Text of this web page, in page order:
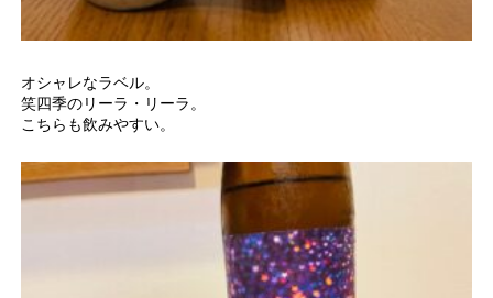
オシャレなラベル。
笑四季のリーラ・リーラ。
こちらも飲みやすい。